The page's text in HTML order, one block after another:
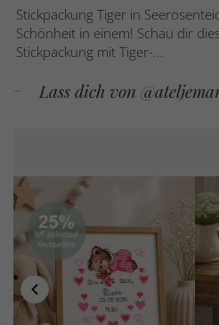
Stickpackung Tiger in
Schönheit in einem! Schau dir
Stickpackung mit Tiger-...
Lass dich von